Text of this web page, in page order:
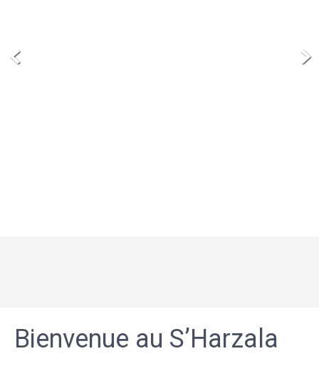
Bienvenue au S’Harzala